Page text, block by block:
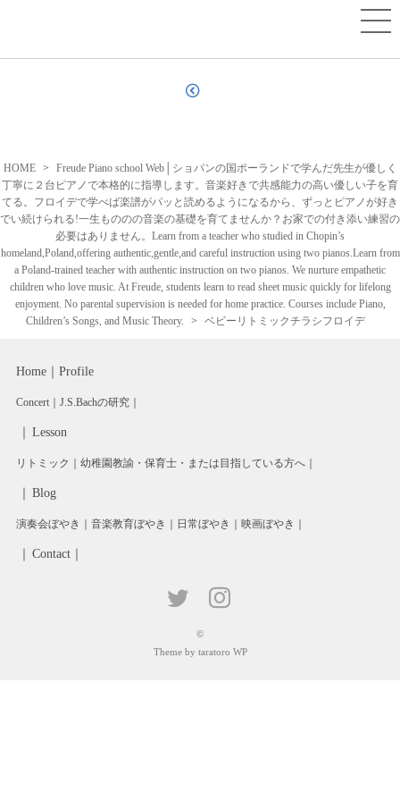
HOME
Freude Piano school Web│ショパンの国ポーランドで学んだ先生が優しく
丁寧に２台ピアノで本格的に指導します。音楽好きで共感能力の高い優しい子を育
てる。フロイデで学べば楽譜がパッと読めるようになるから、ずっとピアノが好き
でい続けられる!一生もののの音楽の基礎を育てませんか？お家での付き添い練習の
必要はありません。Learn from a teacher who studied in Chopin’s
homeland,Poland,offering authentic,gentle,and careful instruction using two pianos.Learn from
a Poland-trained teacher with authentic instruction on two pianos. We nurture empathetic
children who love music. At Freude, students learn to read sheet music quickly for lifelong
enjoyment. No parental supervision is needed for home practice. Courses include Piano,
Children’s Songs, and Music Theory.
ベビーリトミックチラシフロイデ
Home Profile
Concert J.S.Bachの研究
Lesson
リトミック 幼稚園教諭・保育士・または目指している方へ
Blog
演奏会ぼやき 音楽教育ぼやき 日常ぼやき 映画ぼやき
Contact
©
Theme by taratoro WP